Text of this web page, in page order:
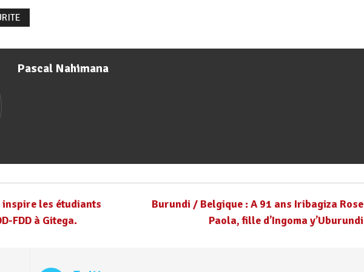
Pascal Nahimana
les étudiants
FDD à Gitega.
Burundi / Belgique : A 91 ans Iribagiza Rose
Paola, fille d’Ingoma y’Uburundi